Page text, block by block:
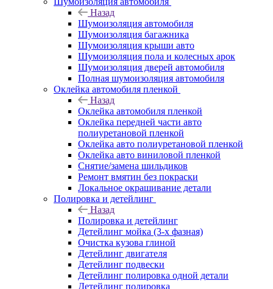
Назад
Шумоизоляция автомобиля
Шумоизоляция багажника
Шумоизоляция крыши авто
Шумоизоляция пола и колесных арок
Шумоизоляция дверей автомобиля
Полная шумоизоляция автомобиля
Оклейка автомобиля пленкой
Назад
Оклейка автомобиля пленкой
Оклейка передней части авто
полиуретановой пленкой
Оклейка авто полиуретановой пленкой
Оклейка авто виниловой пленкой
Снятие/замена шильдиков
Ремонт вмятин без покраски
Локальное окрашивание детали
Полировка и детейлинг
Назад
Полировка и детейлинг
Детейлинг мойка (3-х фазная)
Очистка кузова глиной
Детейлинг двигателя
Детейлинг подвески
Детейлинг полировка одной детали
Детейлинг полировка